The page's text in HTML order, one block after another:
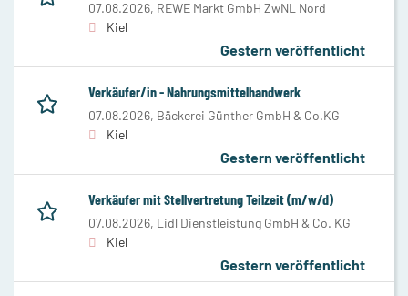
07.08.2026, REWE Markt GmbH ZwNL Nord
Kiel
Gestern veröffentlicht
Verkäufer/in - Nahrungsmittelhandwerk
07.08.2026, Bäckerei Günther GmbH & Co.KG
Kiel
Gestern veröffentlicht
Verkäufer mit Stellvertretung Teilzeit (m/w/d)
07.08.2026, Lidl Dienstleistung GmbH & Co. KG
Kiel
Gestern veröffentlicht